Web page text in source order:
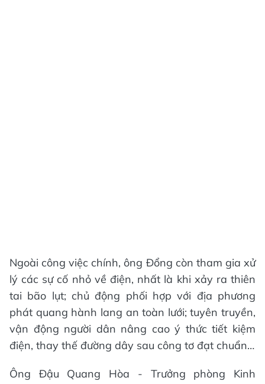
Ngoài công việc chính, ông Đổng còn tham gia xử
lý các sự cố nhỏ về điện, nhất là khi xảy ra thiên
tai bão lụt; chủ động phối hợp với địa phương
phát quang hành lang an toàn lưới; tuyên truyền,
vận động người dân nâng cao ý thức tiết kiệm
điện, thay thế đường dây sau công tơ đạt chuẩn…
Ông Đậu Quang Hòa - Trưởng phòng Kinh